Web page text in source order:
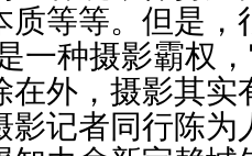
质等等。但是，
一种摄影霸权
在外，摄影其
影记者同行陈